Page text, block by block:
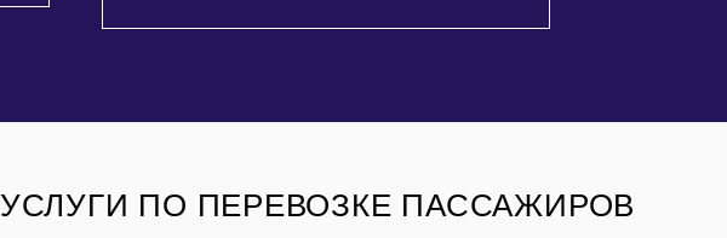
УСЛУГИ ПО ПЕРЕВОЗКЕ ПАССАЖИРОВ